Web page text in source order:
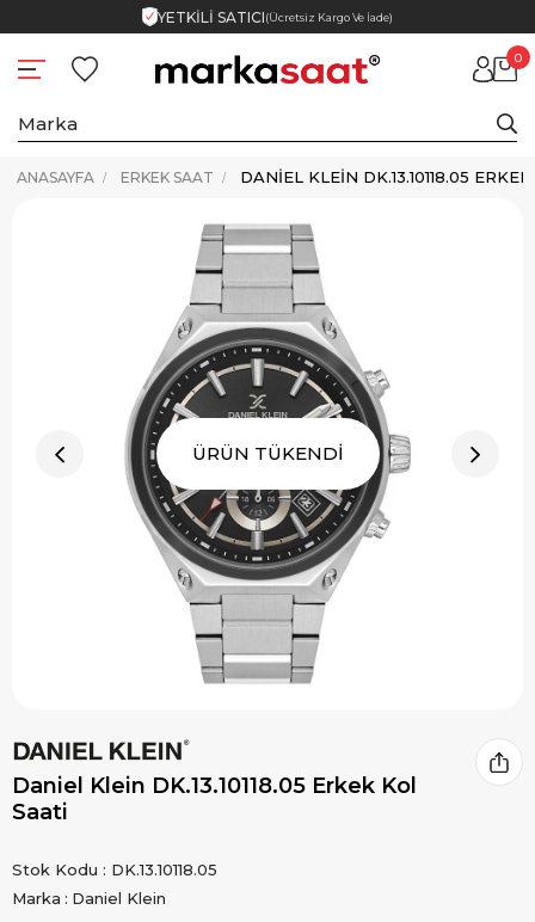
YETKİLİ SATICI(Ücretsiz Kargo Ve İade)
0
ANASAYFA ERKEK SAAT DANIEL KLEIN DK.13.10118.05
ÜRÜN TÜKENDİ
Daniel Klein DK.13.10118.05 Erkek Kol
Saati
Stok Kodu
DK.13.10118.05
Marka : Daniel Klein